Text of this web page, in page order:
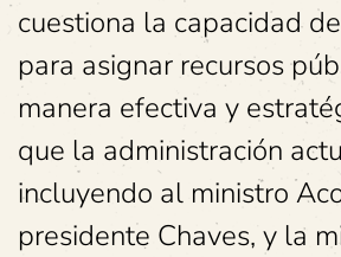
cuestiona la capacidad
para asignar recursos
manera efectiva y
que la administración
incluyendo al ministro
presidente Chaves, y la